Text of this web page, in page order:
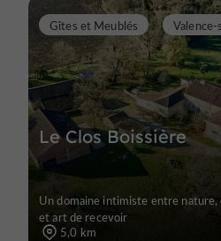
Le Clos Boissière
Gîtes et Meublés Valence-
Un domaine intimiste entre
et art de recevoir
5,0 km